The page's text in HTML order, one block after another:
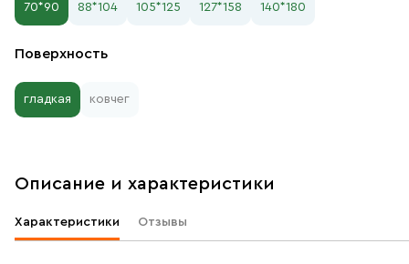
70*90 88*104 105*125 127*158 140*180
Поверхность
гладкая ковчег
Описание и характеристики
Характеристики Отзывы